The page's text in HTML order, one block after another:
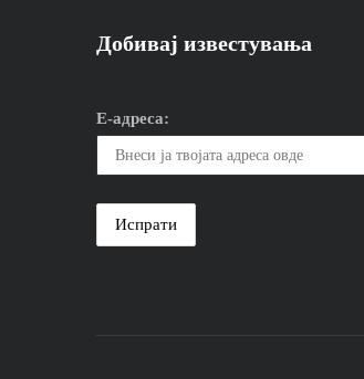
Добивај известувања
Е-адреса: